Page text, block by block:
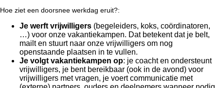
Hoe ziet een doorsnee werkdag eruit?:
Je werft vrijwilligers (begeleiders, koks, coördinatoren,
…) voor onze vakantiekampen. Dat betekent dat je belt,
mailt en stuurt naar onze vrijwilligers om nog
openstaande plaatsen in te vullen.
Je volgt vakantiekampen op: je coacht en ondersteunt
vrijwilligers, je bent bereikbaar (ook in de avond) voor
vrijwilligers met vragen, je voert communicatie met